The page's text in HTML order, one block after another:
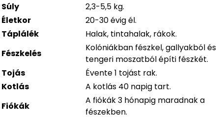
Súly
2,3-5,5 kg.
Életkor
20-30 évig él.
Táplálék
Halak, tintahalak, rákok.
Fészkelés
Kolóniákban fészkel, gallyakból és
tengeri moszatból építi fészkét.
Tojás
Évente 1 tojást rak.
Kotlás
A kotlás 40 napig tart.
Fiókák
A fiókák 3 hónapig maradnak a
fészekben.